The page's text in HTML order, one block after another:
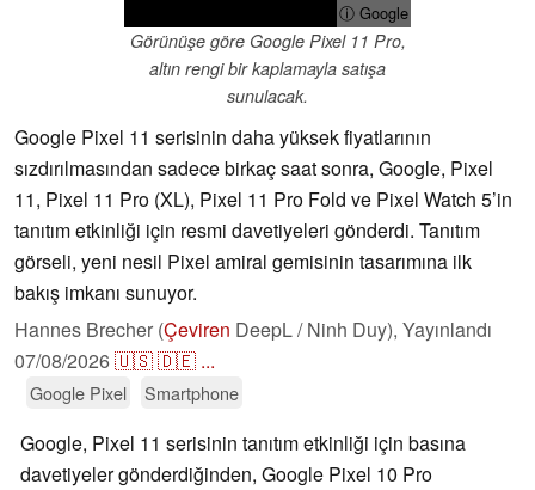
ⓘ Google
Görünüşe göre Google Pixel 11 Pro,
altın rengi bir kaplamayla satışa
sunulacak.
Google Pixel 11 serisinin daha yüksek fiyatlarının
sızdırılmasından sadece birkaç saat sonra, Google, Pixel
11, Pixel 11 Pro (XL), Pixel 11 Pro Fold ve Pixel Watch 5’in
tanıtım etkinliği için resmi davetiyeleri gönderdi. Tanıtım
görseli, yeni nesil Pixel amiral gemisinin tasarımına ilk
bakış imkanı sunuyor.
Hannes Brecher (Çeviren DeepL / Ninh Duy), Yayınlandı
07/08/2026🇺🇸🇩🇪 ...
Google Pixel Smartphone
Google, Pixel 11 serisinin tanıtım etkinliği için basına
davetiyeler gönderdiğinden, Google Pixel 10 Pro